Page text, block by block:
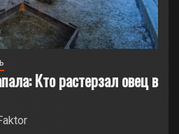
Кто растерзал овец в